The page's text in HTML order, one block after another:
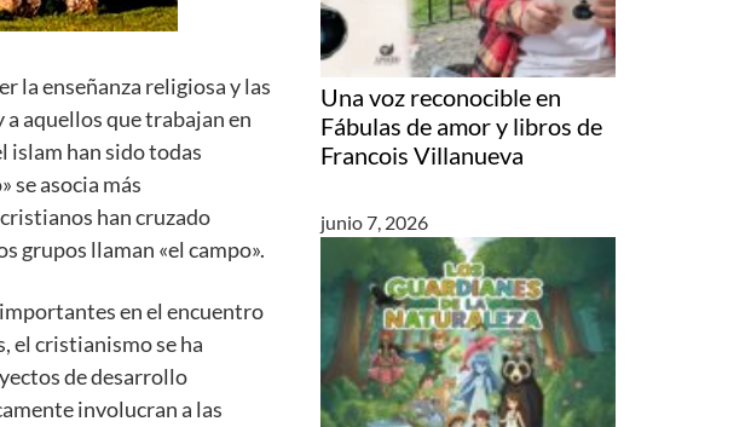
la enseñanza religiosa y las
aquellos que trabajan en
islam han sido todas
se asocia más
han cruzado
grupos llaman «el campo».
en el encuentro
el cristianismo se ha
de desarrollo
involucran a las
Una voz reconocible en
Fábulas de amor y libros de
Francois Villanueva
junio 7, 2026